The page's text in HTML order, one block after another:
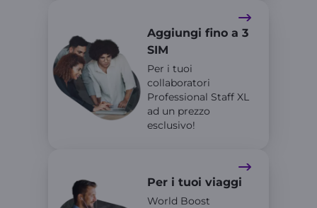
Aggiungi fino a 3
SIM
Per i tuoi
collaboratori
Professional Staff XL
ad un prezzo
esclusivo!
Per i tuoi viaggi
World Boost